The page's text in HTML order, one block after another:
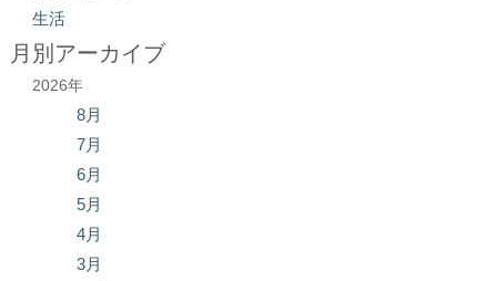
生活
月別アーカイブ
2026年
8月
7月
6月
5月
4月
3月